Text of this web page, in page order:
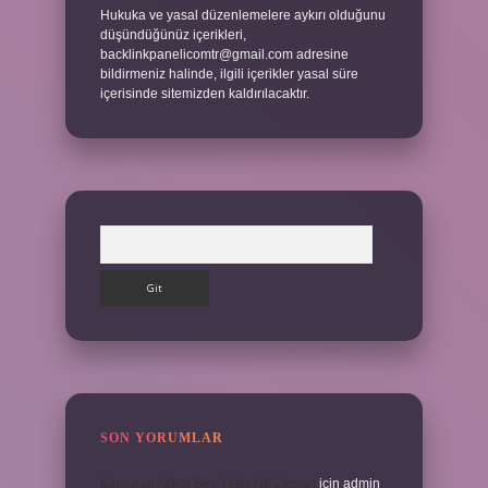
Hukuka ve yasal düzenlemelere aykırı olduğunu
düşündüğünüz içerikleri,
backlinkpanelicomtr@gmail.com adresine
bildirmeniz halinde, ilgili içerikler yasal süre
içerisinde sitemizden kaldırılacaktır.
SON YORUMLAR
için admin